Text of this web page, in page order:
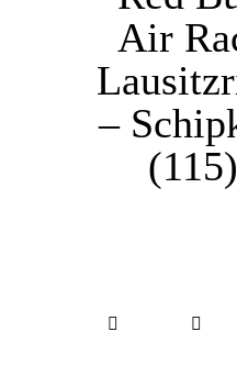
Air
–
(115)